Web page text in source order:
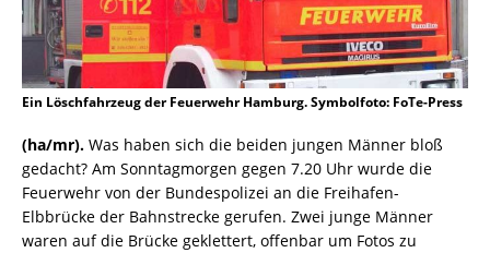
Ein Löschfahrzeug der Feuerwehr Hamburg. Symbolfoto: FoTe-Press
(ha/mr). Was haben sich die beiden jungen Männer bloß
gedacht? Am Sonntagmorgen gegen 7.20 Uhr wurde die
Feuerwehr von der Bundespolizei an die Freihafen-
Elbbrücke der Bahnstrecke gerufen. Zwei junge Männer
waren auf die Brücke geklettert, offenbar um Fotos zu